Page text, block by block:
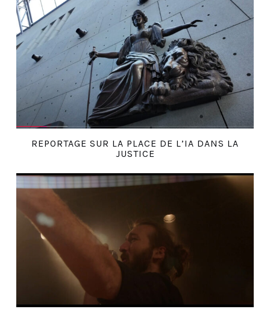
REPORTAGE SUR LA PLACE DE L’IA DANS LA
JUSTICE